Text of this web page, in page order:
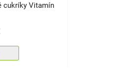
cukríky Vitamín